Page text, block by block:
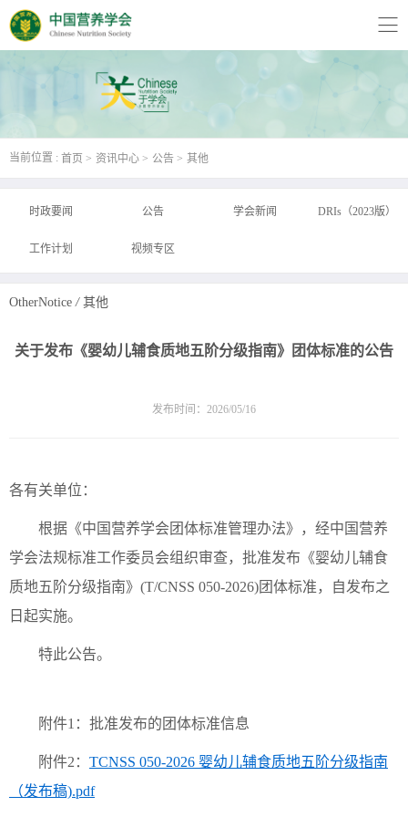
当前位置 : 首页 资讯中心 公告 其他
时政要闻 公告 学会新闻 DRIs（2023版）
工作计划 视频专区
OtherNotice / 其他
关于发布《婴幼儿辅食质地五阶分级指南》团体标准的公告
发布时间：2026/05/16
各有关单位：
根据《中国营养学会团体标准管理办法》，经中国营养
学会法规标准工作委员会组织审查，批准发布《婴幼儿辅食
质地五阶分级指南》(T/CNSS 050-2026)团体标准，自发布之
日起实施。
特此公告。
附件1：批准发布的团体标准信息
附件2： TCNSS 050-2026 婴幼儿辅食质地五阶分级指南
（发布稿).pdf